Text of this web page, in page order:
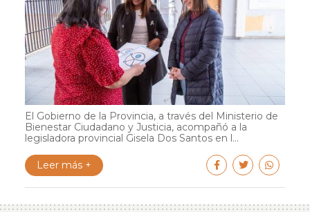
El Gobierno de la Provincia, a través del Ministerio de
Bienestar Ciudadano y Justicia, acompañó a la
legisladora provincial Gisela Dos Santos en l...
Leer más +